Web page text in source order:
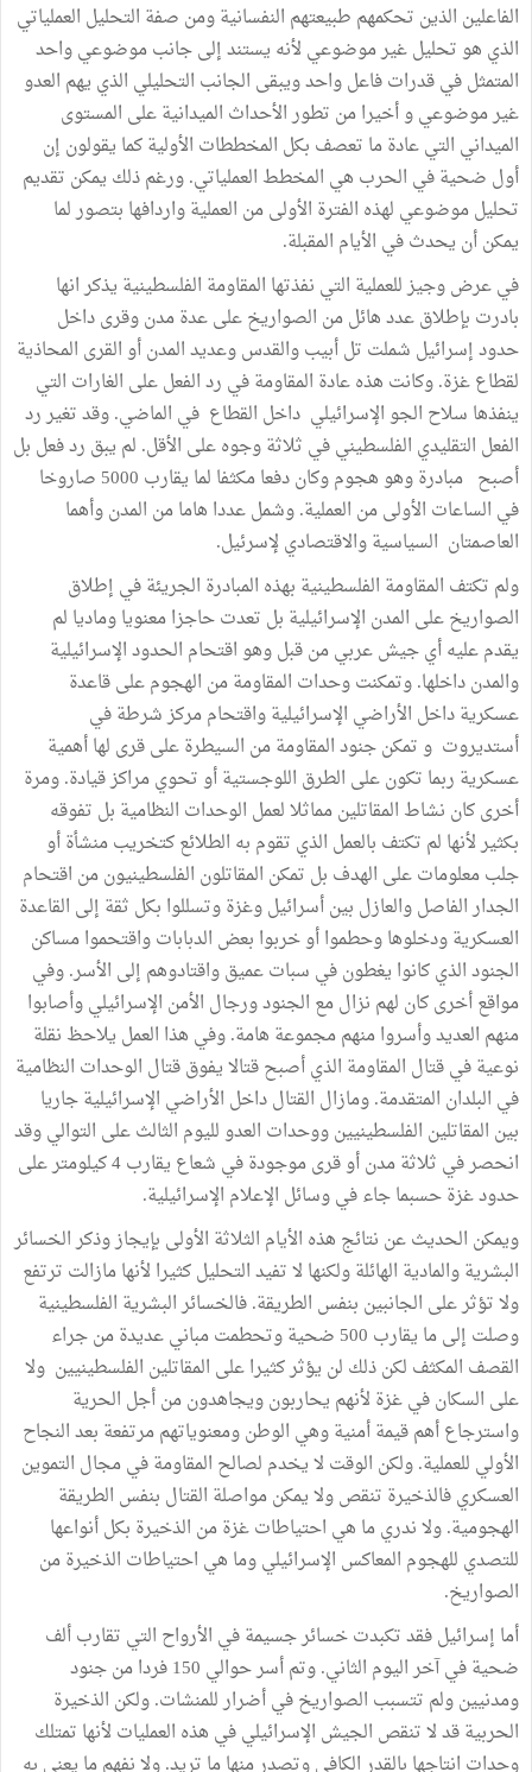
الفاعلين الذين تحكمهم طبيعتهم النفسانية ومن صفة التحليل العملياتي
الذي هو تحليل غير موضوعي لأنه يستند إلى جانب موضوعي واحد
المتمثل في قدرات فاعل واحد ويبقى الجانب التحليلي الذي يهم العدو
غير موضوعي و أخيرا من تطور الأحداث الميدانية على المستوى
الميداني التي عادة ما تعصف بكل المخططات الأولية كما يقولون إن
أول ضحية في الحرب هي المخطط العملياتي. ورغم ذلك يمكن تقديم
تحليل موضوعي لهذه الفترة الأولى من العملية واردافها بتصور لما
يمكن أن يحدث في الأيام المقبلة.
في عرض وجيز للعملية التي نفذتها المقاومة الفلسطينية يذكر انها
بادرت بإطلاق عدد هائل من الصواريخ على عدة مدن وقرى داخل
حدود إسرائيل شملت تل أبيب والقدس وعديد المدن أو القرى المحاذية
لقطاع غزة. وكانت هذه عادة المقاومة في رد الفعل على الغارات التي
ينفذها سلاح الجو الإسرائيلي داخل القطاع في الماضي. وقد تغير رد
الفعل التقليدي الفلسطيني في ثلاثة وجوه على الأقل. لم يبق رد فعل بل
أصبح مبادرة وهو هجوم وكان دفعا مكثفا لما يقارب 5000 صاروخا
في الساعات الأولى من العملية. وشمل عددا هاما من المدن وأهما
العاصمتان السياسية والاقتصادي لإسرئيل.
ولم تكتف المقاومة الفلسطينية بهذه المبادرة الجريئة في إطلاق
الصواريخ على المدن الإسرائيلية بل تعدت حاجزا معنويا وماديا لم
يقدم عليه أي جيش عربي من قبل وهو اقتحام الحدود الإسرائيلية
والمدن داخلها. وتمكنت وحدات المقاومة من الهجوم على قاعدة
عسكرية داخل الأراضي الإسرائيلية واقتحام مركز شرطة في
أستديروت و تمكن جنود المقاومة من السيطرة على قرى لها أهمية
عسكرية ربما تكون على الطرق اللوجستية أو تحوي مراكز قيادة. ومرة
أخرى كان نشاط المقاتلين مماثلا لعمل الوحدات النظامية بل تفوقه
بكثير لأنها لم تكتف بالعمل الذي تقوم به الطلائع كتخريب منشأة أو
جلب معلومات على الهدف بل تمكن المقاتلون الفلسطينيون من اقتحام
الجدار الفاصل والعازل بين أسرائيل وغزة وتسللوا بكل ثقة إلى القاعدة
العسكرية ودخلوها وحطموا أو خربوا بعض الدبابات واقتحموا مساكن
الجنود الذي كانوا يغطون في سبات عميق واقتادوهم إلى الأسر. وفي
مواقع أخرى كان لهم نزال مع الجنود ورجال الأمن الإسرائيلي وأصابوا
منهم العديد وأسروا منهم مجموعة هامة. وفي هذا العمل يلاحظ نقلة
نوعية في قتال المقاومة الذي أصبح قتالا يفوق قتال الوحدات النظامية
في البلدان المتقدمة. ومازال القتال داخل الأراضي الإسرائيلية جاريا
بين المقاتلين الفلسطينيين ووحدات العدو لليوم الثالث على التوالي وقد
انحصر في ثلاثة مدن أو قرى موجودة في شعاع يقارب 4 كيلومتر على
حدود غزة حسبما جاء في وسائل الإعلام الإسرائيلية.
ويمكن الحديث عن نتائج هذه الأيام الثلاثة الأولى بإيجاز وذكر الخسائر
البشرية والمادية الهائلة ولكنها لا تفيد التحليل كثيرا لأنها مازالت ترتفع
ولا تؤثر على الجانبين بنفس الطريقة. فالخسائر البشرية الفلسطينية
وصلت إلى ما يقارب 500 ضحية وتحطمت مباني عديدة من جراء
القصف المكثف لكن ذلك لن يؤثر كثيرا على المقاتلين الفلسطينيين ولا
على السكان في غزة لأنهم يحاربون ويجاهدون من أجل الحرية
واسترجاع أهم قيمة أمنية وهي الوطن ومعنوياتهم مرتفعة بعد النجاح
الأولي للعملية. ولكن الوقت لا يخدم لصالح المقاومة في مجال التموين
العسكري فالذخيرة تنقص ولا يمكن مواصلة القتال بنفس الطريقة
الهجومية. ولا ندري ما هي احتياطات غزة من الذخيرة بكل أنواعها
للتصدي للهجوم المعاكس الإسرائيلي وما هي احتياطات الذخيرة من
الصواريخ.
أما إسرائيل فقد تكبدت خسائر جسيمة في الأرواح التي تقارب ألف
ضحية في آخر اليوم الثاني. وتم أسر حوالي 150 فردا من جنود
ومدنيين ولم تتسبب الصواريخ في أضرار للمنشات. ولكن الذخيرة
الحربية قد لا تنقص الجيش الإسرائيلي في هذه العمليات لأنها تمتلك